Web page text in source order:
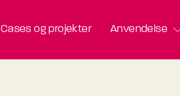
Cases og projekter Anvendelse